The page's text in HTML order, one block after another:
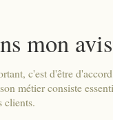
mon avis
c'est d'être
métier consiste
clients.